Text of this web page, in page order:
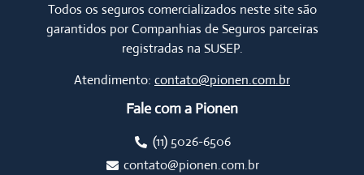
Todos os seguros comercializados neste site são
garantidos por Companhias de Seguros parceiras
registradas na SUSEP.
Atendimento: contato@pionen.com.br
Fale com a Pionen
(11) 5026-6506
contato@pionen.com.br